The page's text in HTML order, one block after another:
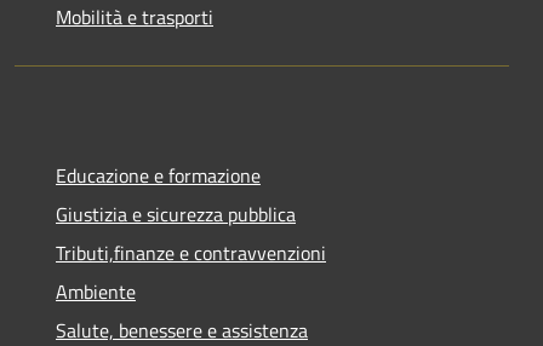
Mobilità e trasporti
Educazione e formazione
Giustizia e sicurezza pubblica
Tributi,finanze e contravvenzioni
Ambiente
Salute, benessere e assistenza